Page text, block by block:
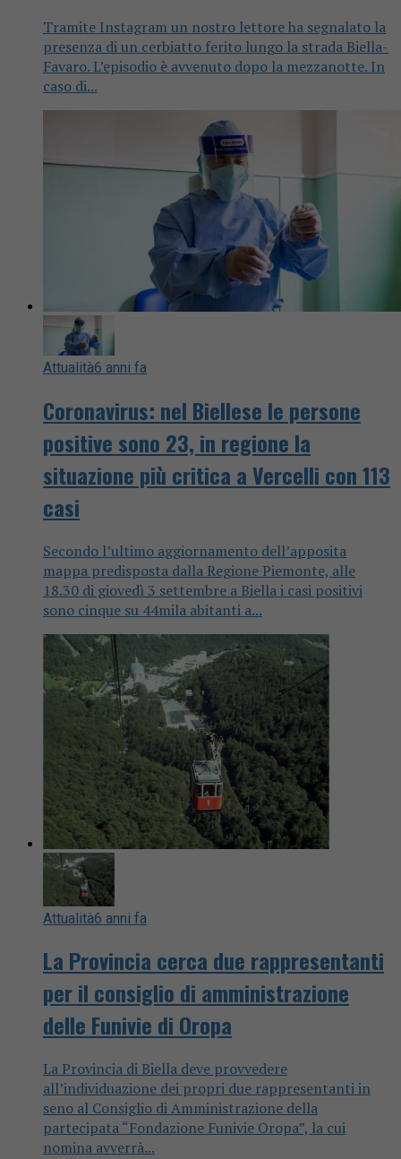
Tramite Instagram un nostro lettore ha segnalato la
presenza di un cerbiatto ferito lungo la strada Biella-
Favaro. L’episodio è avvenuto dopo la mezzanotte. In
caso di...
Attualità6 anni fa
Coronavirus: nel Biellese le persone
positive sono 23, in regione la
situazione più critica a Vercelli con 113
casi
Secondo l’ultimo aggiornamento dell’apposita
mappa predisposta dalla Regione Piemonte, alle
18.30 di giovedì 3 settembre a Biella i casi positivi
sono cinque su 44mila abitanti a...
Attualità6 anni fa
La Provincia cerca due rappresentanti
per il consiglio di amministrazione
delle Funivie di Oropa
La Provincia di Biella deve provvedere
all’individuazione dei propri due rappresentanti in
seno al Consiglio di Amministrazione della
partecipata “Fondazione Funivie Oropa”, la cui
nomina avverrà...